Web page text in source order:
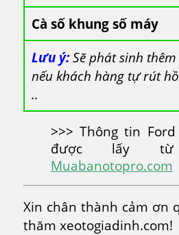
Cà số khung số máy
Lưu ý:Sẽ phát sinh
nếu khách hàng tự rút
..
>>> Thông tin
được lấy từ
Muabanotopro.com
Xin chân thành cảm ơn
thăm xeotogiadinh.com!